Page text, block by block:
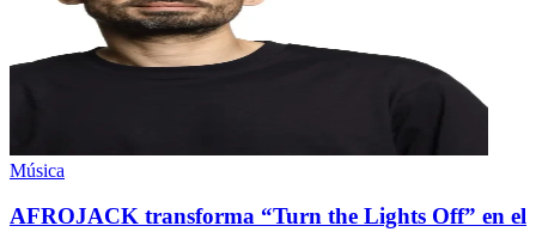
Música
AFROJACK transforma “Turn the Lights Off” en el